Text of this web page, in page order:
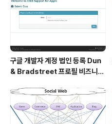
구글 개발자 계정 법인 등록 Dun
& Bradstreet 프로필 비즈니스